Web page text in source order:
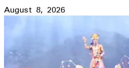
August 8, 2026